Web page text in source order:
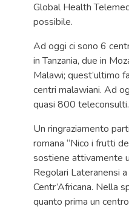
Global Health
possibile.
Ad oggi ci sono 6
in Tanzania, due in
Malawi; quest’ultimo
centri malawiani. Ad
quasi 800 teleconsulti.
Un ringraziamento
romana “Nico i frutti
sostiene attivamente
Regolari Lateranensi
Centr’Africana. Nella
quanto prima un